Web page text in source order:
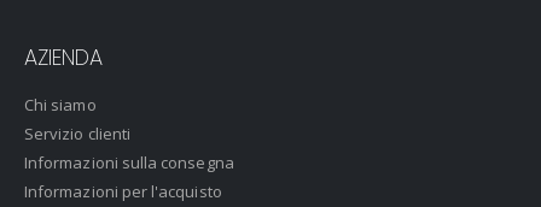
AZIENDA
Chi siamo
Servizio clienti
Informazioni sulla consegna
Informazioni per l'acquisto